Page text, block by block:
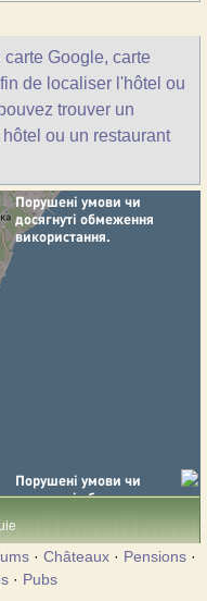
Google, carte
de localiser l'hôtel ou
trouver un
ou un restaurant
· Châteaux · Pensions ·
· Pubs